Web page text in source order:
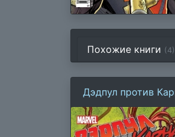
Похожие книги (4)
Дэдпул против